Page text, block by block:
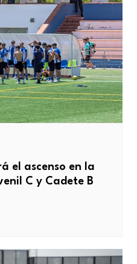
el ascenso en la
C y Cadete B